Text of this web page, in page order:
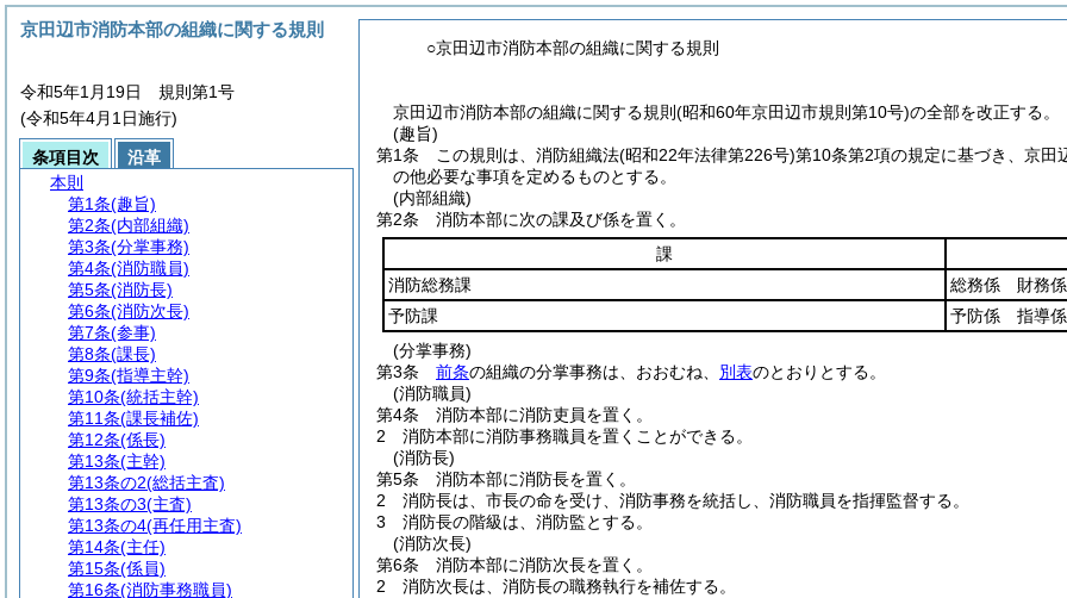
○京田辺市消防本部の組織に関する規則
京田辺市消防本部の組織に関する規則(昭和60年京田辺市規則第10号)の全部を改正する。
(趣旨)
第1条
この規則は、消防組織法(昭和22年法律第226号)第10条第2項の規定に基づき、京田
の他必要な事項を定めるものとする。
(内部組織)
第2条
消防本部に次の課及び係を置く。
課
消防総務課
総務係 財務係
予防課
予防係 指導係
(分掌事務)
第3条
前条の組織の分掌事務は、おおむね、 別表のとおりとする。
(消防職員)
第4条
消防本部に消防吏員を置く。
2
消防本部に消防事務職員を置くことができる。
(消防長)
第5条
消防本部に消防長を置く。
2
消防長は、市長の命を受け、消防事務を統括し、消防職員を指揮監督する。
3
消防長の階級は、消防監とする。
(消防次長)
第6条
消防本部に消防次長を置く。
2
消防次長は、消防長の職務執行を補佐する。
京田辺市消防本部の組織に関する規則
令和5年1月19日 規則第1号
(令和5年4月1日施行)
条項目次
沿革
本則
第1条(趣旨)
第2条(内部組織)
第3条(分掌事務)
第4条(消防職員)
第5条(消防長)
第6条(消防次長)
第7条(参事)
第8条(課長)
第9条(指導主幹)
第10条(統括主幹)
第11条(課長補佐)
第12条(係長)
第13条(主幹)
第13条の2(総括主査)
第13条の3(主査)
第13条の4(再任用主査)
第14条(主任)
第15条(係員)
第16条(消防事務職員)